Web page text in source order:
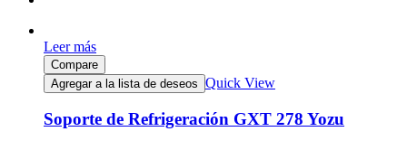
Leer más
Compare
Agregar a la lista de deseos Quick View
Soporte de Refrigeración GXT 278 Yozu